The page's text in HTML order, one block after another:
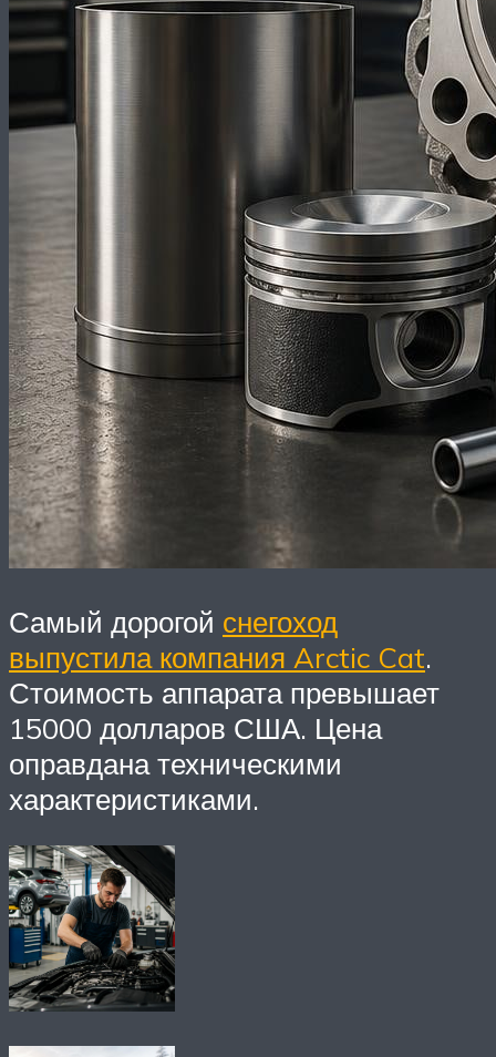
Самый дорогой снегоход
выпустила компания Arctic Cat.
Стоимость аппарата превышает
15000 долларов США. Цена
оправдана техническими
характеристиками.